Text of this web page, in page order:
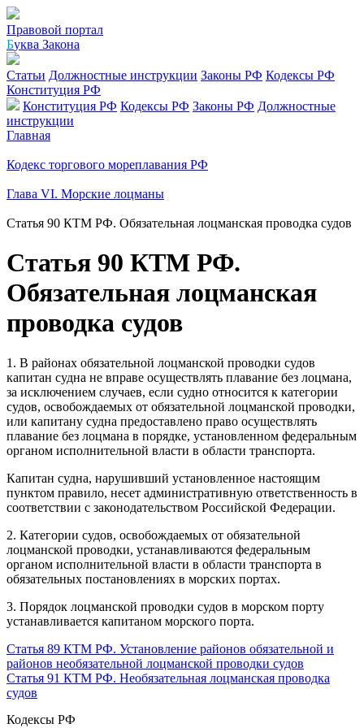
Правовой портал
Буква Закона
Статьи Должностные инструкции Законы РФ Кодексы РФ
Конституция РФ
Конституция РФ Кодексы РФ Законы РФ Должностные
инструкции
Главная
Кодекс торгового мореплавания РФ
Глава VI. Морские лоцманы
Статья 90 КТМ РФ. Обязательная лоцманская проводка судов
Статья 90 КТМ РФ.
Обязательная лоцманская
проводка судов
1. В районах обязательной лоцманской проводки судов
капитан судна не вправе осуществлять плавание без лоцмана,
за исключением случаев, если судно относится к категории
судов, освобождаемых от обязательной лоцманской проводки,
или капитану судна предоставлено право осуществлять
плавание без лоцмана в порядке, установленном федеральным
органом исполнительной власти в области транспорта.
Капитан судна, нарушивший установленное настоящим
пунктом правило, несет административную ответственность в
соответствии с законодательством Российской Федерации.
2. Категории судов, освобождаемых от обязательной
лоцманской проводки, устанавливаются федеральным
органом исполнительной власти в области транспорта в
обязательных постановлениях в морских портах.
3. Порядок лоцманской проводки судов в морском порту
устанавливается капитаном морского порта.
Статья 89 КТМ РФ. Установление районов обязательной и
районов необязательной лоцманской проводки судов
Статья 91 КТМ РФ. Необязательная лоцманская проводка
судов
Кодексы РФ